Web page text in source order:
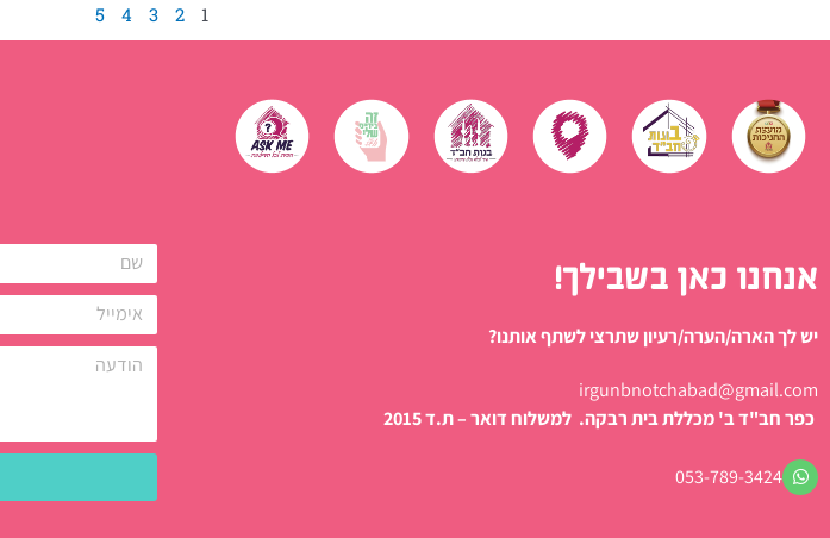
1
2
3
4
5
אנחנו כאן בשבילך!
יש לך הארה/הערה/רעיון שתרצי לשתף אותנו?
irgunbnotchabad@gmail.com
כפר חב"ד ב' מכללת בית רבקה. למשלוח דואר – ת.ד 2015
053-789-3424